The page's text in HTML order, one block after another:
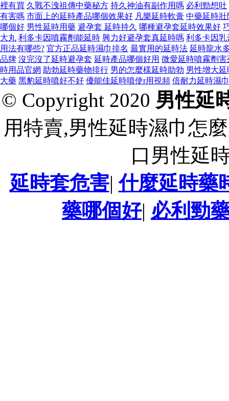
裡有買 久戰不洩祖傳中藥秘方 持久神油有副作用嗎 必利勁想​​吐
有害嗎 市面上的延時產品哪個效果好 凡樂延時軟膏 中藥延時
哪個好 男性延時用藥 避孕套 延時持久 哪種避孕套延時效果好
大丸 利多卡因噴霧劑能延時 興力好避孕套真延時嗎 利多卡因
用法有哪些? 官方正品延時濕巾排名 最實用的延時法 延時龍水
品牌 沒完沒了延時避孕套 延時產品哪個好用 微愛延時噴霧劑害
時用品官網 助勃延時藥物排行 男的怎麼樣延時助勃 男性增大延
大藥 黑豹延時噴好不好 優能佳延時噴使r用視頻 倍耐力延時濕
© Copyright 2020 男性延
用特賣,男性延時濕巾怎
口男性延
延時套危害|什麼延時藥
藥哪個好| 必利勁